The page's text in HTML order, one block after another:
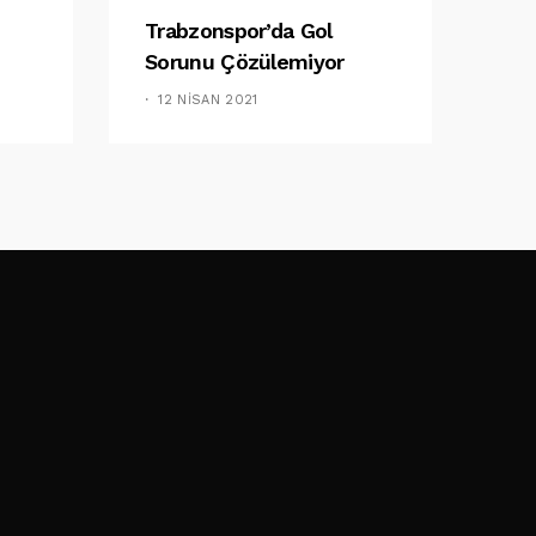
Trabzonspor’da Gol
Sorunu Çözülemiyor
12 NISAN 2021